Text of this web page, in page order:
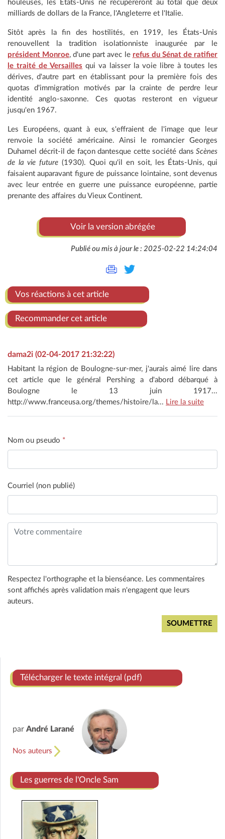
houleuses, les États-Unis ne récupéreront au total que deux
milliards de dollars de la France, l'Angleterre et l'Italie.
Sitôt après la fin des hostilités, en 1919, les États-Unis
renouvellent la tradition isolationniste inaugurée par le
président Monroe, d'une part avec le refus du Sénat de ratifier
le traité de Versailles qui va laisser la voie libre à toutes les
dérives, d'autre part en établissant pour la première fois des
quotas d'immigration motivés par la crainte de perdre leur
identité anglo-saxonne. Ces quotas resteront en vigueur
jusqu'en 1967.
Les Européens, quant à eux, s'effraient de l'image que leur
renvoie la société américaine. Ainsi le romancier Georges
Duhamel décrit-il de façon dantesque cette société dans Scènes
de la vie future (1930). Quoi qu'il en soit, les États-Unis, qui
faisaient auparavant figure de puissance lointaine, sont devenus
avec leur entrée en guerre une puissance européenne, partie
prenante des affaires du Vieux Continent.
Voir la version abrégée
Publié ou mis à jour le : 2025-02-22 14:24:04
Vos réactions à cet article
Recommander cet article
dama2i (02-04-2017 21:32:22)
Habitant la région de Boulogne-sur-mer, j'aurais aimé lire dans
cet article que le général Pershing a d'abord débarqué à
Boulogne le 13 juin 1917...
http://www.franceusa.org/themes/histoire/la... Lire la suite
Nom ou pseudo *
Courriel (non publié)
Respectez l'orthographe et la bienséance. Les commentaires
sont affichés après validation mais n'engagent que leurs
auteurs.
Télécharger le texte intégral (pdf)
par André Larané
Nos auteurs
Les guerres de l'Oncle Sam